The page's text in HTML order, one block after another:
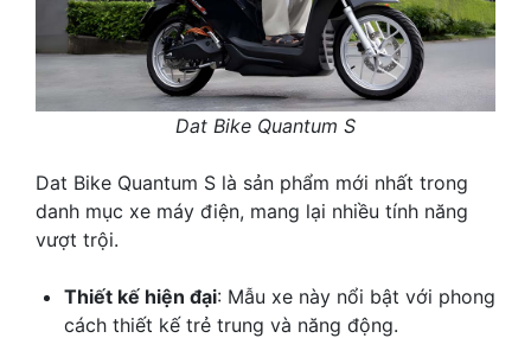
Dat Bike Quantum S
Dat Bike Quantum S là sản phẩm mới nhất trong
danh mục xe máy điện, mang lại nhiều tính năng
vượt trội.
Thiết kế hiện đại: Mẫu xe này nổi bật với phong
cách thiết kế trẻ trung và năng động.